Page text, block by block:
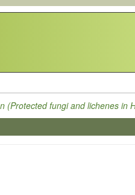
(Protected fungi and lichenes in